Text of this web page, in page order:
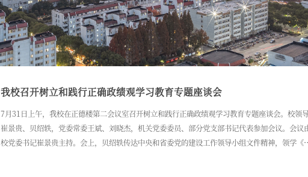
我校召开树立和践行正确政绩观学习教育专题座谈会
7月31日上午，我校在正德楼第二会议室召开树立和践行正确政绩观学习教育专题座谈会。校领
崔景贵、贝绍轶，党委常委王斌、刘晓杰，机关党委委员、部分党支部书记代表参加会议。会议
校党委书记崔景贵主持。会上，贝绍轶传达中央和省委党的建设工作领导小组文件精神，领学《